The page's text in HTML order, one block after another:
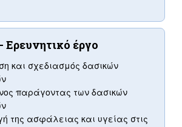
Ερευνητικό έργο
και σχεδιασμός δασικών
παράγοντας των δασικών
της ασφάλειας και υγείας στις